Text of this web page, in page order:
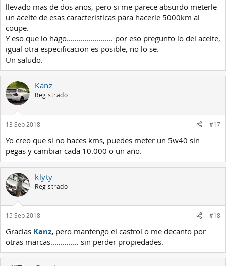
llevado mas de dos años, pero si me parece absurdo meterle
un aceite de esas caracteristicas para hacerle 5000km al
coupe.
Y eso que lo hago....................... por eso pregunto lo del aceite,
igual otra especificacion es posible, no lo se.
Un saludo.
Kanz
Registrado
13 Sep 2018 #17
Yo creo que si no haces kms, puedes meter un 5w40 sin
pegas y cambiar cada 10.000 o un año.
klyty
Registrado
15 Sep 2018 #18
Gracias Kanz, pero mantengo el castrol o me decanto por
otras marcas.............. sin perder propiedades.